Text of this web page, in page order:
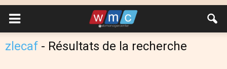
zlecaf - Résultats de la recherche